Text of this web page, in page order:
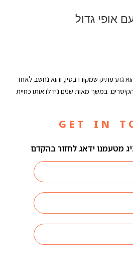
אופי גדול
גזע עתיק שמקורו בסין, והוא נחשב לאחד
במשך מאות שנים גידלו אותו כחיית
G E T I N T
מטעמנו ידאג לחזור בהקדם